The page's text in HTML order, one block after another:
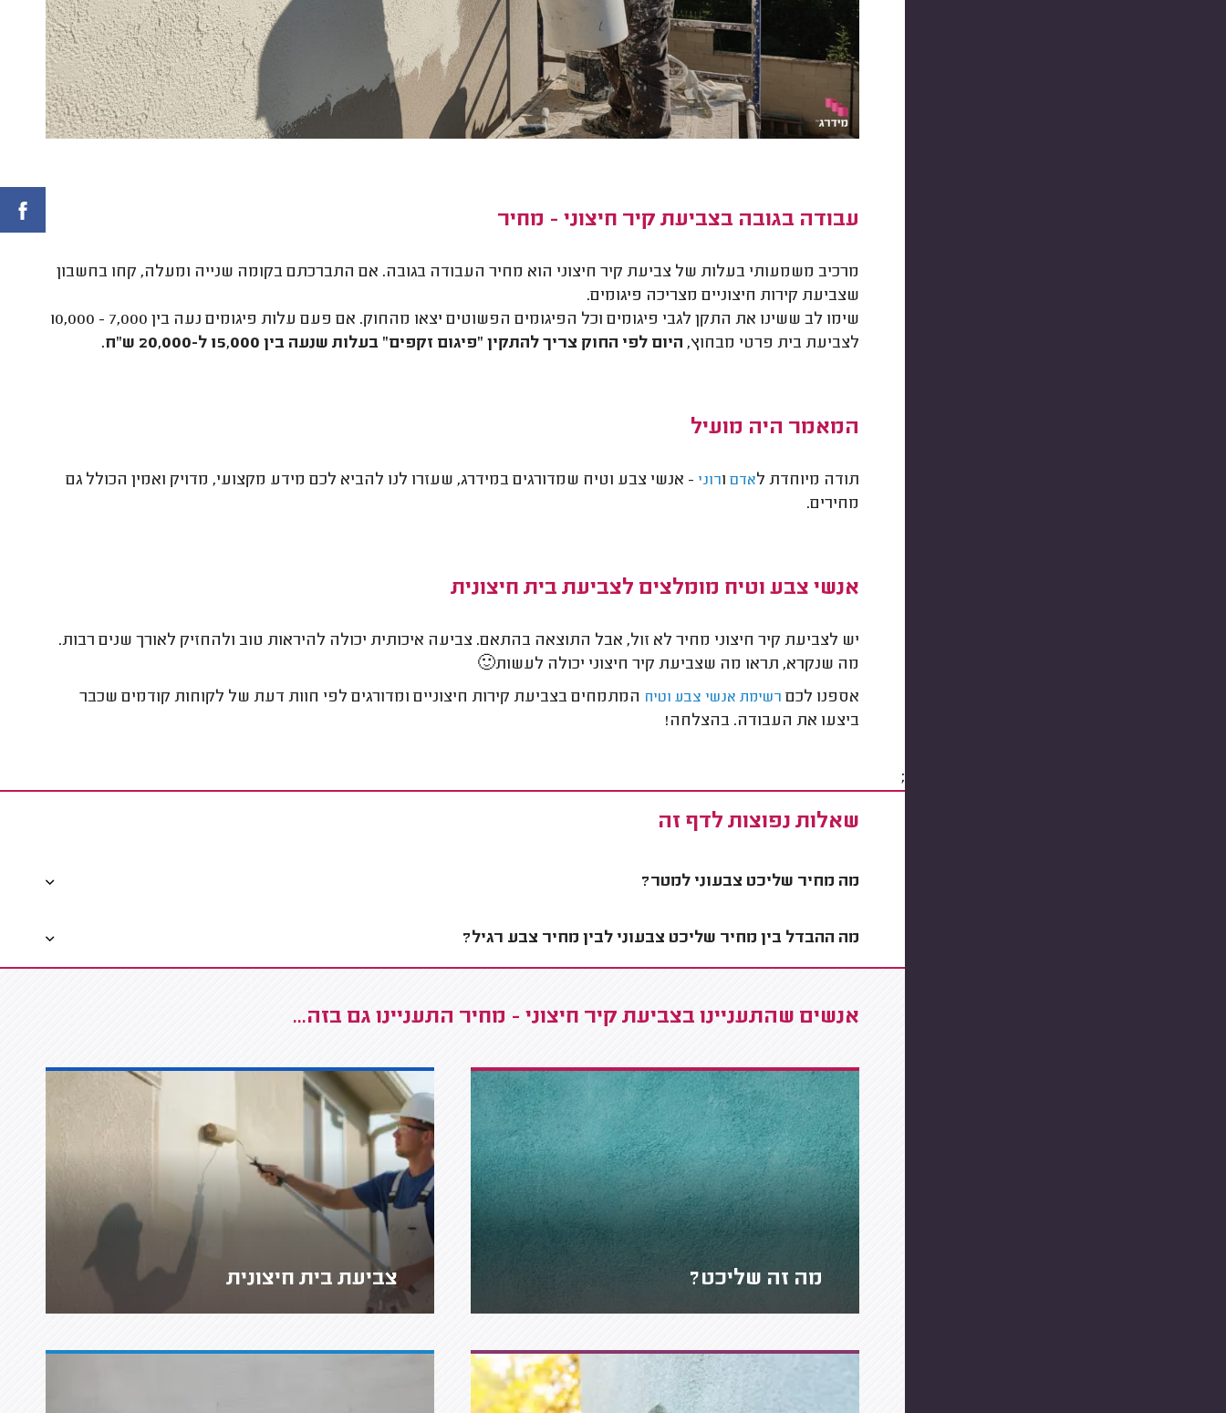
עבודה בגובה בצביעת קיר חיצוני - מחיר
מרכיב משמעותי בעלות של צביעת קיר חיצוני הוא מחיר העבודה בגובה. אם התברכתם בקומה שנייה ומעלה, קחו בחשבון
שצביעת קירות חיצוניים מצריכה פיגומים.
שימו לב ששינו את התקן לגבי פיגומים וכל הפיגומים הפשוטים יצאו מהחוק. אם פעם עלות פיגומים נעה בין 7,000 - 10,000
לצביעת בית פרטי מבחוץ, היום לפי החוק צריך להתקין "פיגום זקפים" בעלות שנעה בין 15,000 ל-20,000 ש"ח.
המאמר היה מועיל
תודה מיוחדת לאדםורוני - אנשי צבע וטיח שמדורגים במידרג, שעזרו לנו להביא לכם מידע מקצועי, מדויק ואמין הכולל גם
מחירים.
אנשי צבע וטיח מומלצים לצביעת בית חיצונית
יש לצביעת קיר חיצוני מחיר לא זול, אבל התוצאה בהתאם. צביעה איכותית יכולה להיראות טוב ולהחזיק לאורך שנים רבות.
מה שנקרא, תראו מה שצביעת קיר חיצוני יכולה לעשות🙂
אספנו לכם רשימת אנשי צבע וטיח המתמחים בצביעת קירות חיצוניים ומדורגים לפי חוות דעת של לקוחות קודמים שכבר
ביצעו את העבודה. בהצלחה!
;
שאלות נפוצות לדף זה
מה מחיר שליכט צבעוני למטר?
מה ההבדל בין מחיר שליכט צבעוני לבין מחיר צבע רגיל?
אנשים שהתעניינו בצביעת קיר חיצוני - מחיר התעניינו גם בזה...
מה זה שליכט? צביעת בית חיצונית